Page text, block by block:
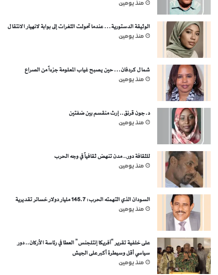
منذ يومين
الوثيقة الدستورية… عندما تحولت الثغرات إلى بوابة لانهيار الانتقال
منذ يومين
شمال كردفان… حين يصبح غياب المعلومة جزءاً من الصراع
منذ يومين
د. جون قرنق.. إرث منقسم بين ضفتين
منذ يومين
للثقافة دور.. مدن تنهض ثقافياً في وجه الحرب
منذ يومين
السودان الذي التهمته الحرب: 145.7 مليار دولار خسائر تقديرية
منذ يومين
على خلفية تقرير “آفريكا إنتلجنس” العطا في رئاسة الأركان.. دور
سياسي أقل وسيطرة أكبر على الجيش
منذ يومين